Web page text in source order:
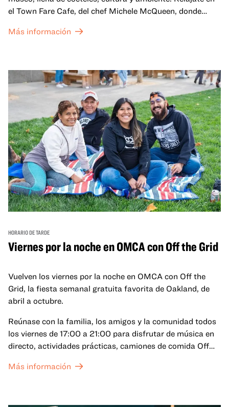
el Town Fare Cafe, del chef Michele McQueen, donde
fondo, o explora las galerías, que cobran vida por la noche
adultos!
Más información
HORARIO DE TARDE
Viernes por la noche en OMCA con Off the Grid
Vuelven los viernes por la noche en OMCA con Off the
Grid, la fiesta semanal gratuita favorita de Oakland, de
abril a octubre.
Reúnase con la familia, los amigos y la comunidad todos
los viernes de 17:00 a 21:00 para disfrutar de música en
directo, actividades prácticas, camiones de comida Off
exposiciones especiales, con una
Más información